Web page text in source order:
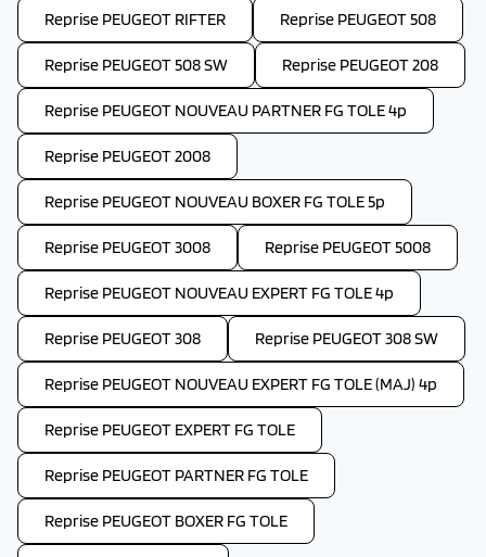
Reprise PEUGEOT RIFTER Reprise PEUGEOT 508
Reprise PEUGEOT 508 SW Reprise PEUGEOT 208
Reprise PEUGEOT NOUVEAU PARTNER FG TOLE 4p
Reprise PEUGEOT 2008
Reprise PEUGEOT NOUVEAU BOXER FG TOLE 5p
Reprise PEUGEOT 3008 Reprise PEUGEOT 5008
Reprise PEUGEOT NOUVEAU EXPERT FG TOLE 4p
Reprise PEUGEOT 308 Reprise PEUGEOT 308 SW
Reprise PEUGEOT NOUVEAU EXPERT FG TOLE (MAJ) 4p
Reprise PEUGEOT EXPERT FG TOLE
Reprise PEUGEOT PARTNER FG TOLE
Reprise PEUGEOT BOXER FG TOLE